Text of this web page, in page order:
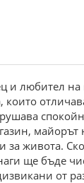
и любител на
майорът
за живота.
ще бъде
от